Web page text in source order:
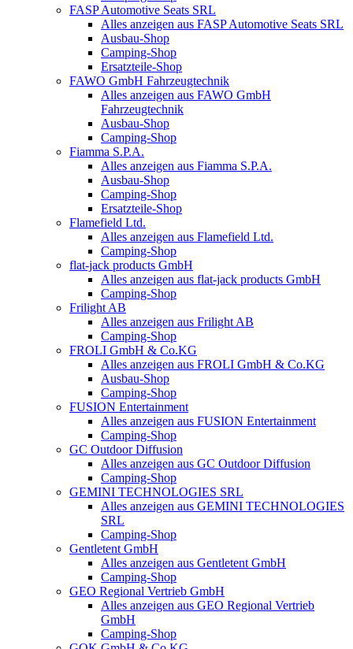
FASP Automotive Seats SRL
Alles anzeigen aus FASP Automotive Seats SRL
Ausbau-Shop
Camping-Shop
Ersatzteile-Shop
FAWO GmbH Fahrzeugtechnik
Alles anzeigen aus FAWO GmbH
Fahrzeugtechnik
Ausbau-Shop
Camping-Shop
Fiamma S.P.A.
Alles anzeigen aus Fiamma S.P.A.
Ausbau-Shop
Camping-Shop
Ersatzteile-Shop
Flamefield Ltd.
Alles anzeigen aus Flamefield Ltd.
Camping-Shop
flat-jack products GmbH
Alles anzeigen aus flat-jack products GmbH
Camping-Shop
Frilight AB
Alles anzeigen aus Frilight AB
Camping-Shop
FROLI GmbH & Co.KG
Alles anzeigen aus FROLI GmbH & Co.KG
Ausbau-Shop
Camping-Shop
FUSION Entertainment
Alles anzeigen aus FUSION Entertainment
Camping-Shop
GC Outdoor Diffusion
Alles anzeigen aus GC Outdoor Diffusion
Camping-Shop
GEMINI TECHNOLOGIES SRL
Alles anzeigen aus GEMINI TECHNOLOGIES
SRL
Camping-Shop
Gentletent GmbH
Alles anzeigen aus Gentletent GmbH
Camping-Shop
GEO Regional Vertrieb GmbH
Alles anzeigen aus GEO Regional Vertrieb
GmbH
Camping-Shop